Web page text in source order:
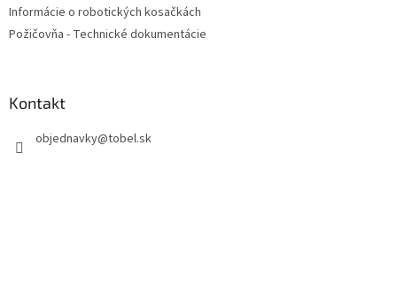
Informácie o robotických kosačkách
Požičovňa - Technické dokumentácie
Kontakt
objednavky@tobel.sk